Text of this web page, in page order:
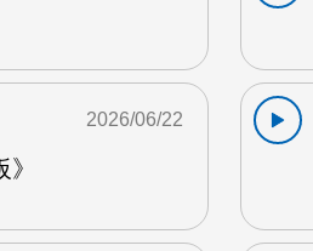
2026/06/22